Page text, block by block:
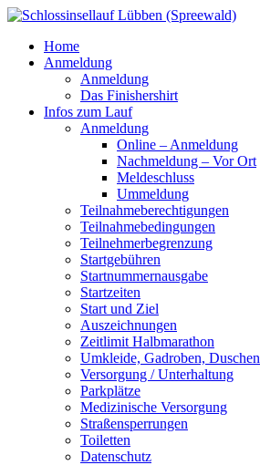
Home
Anmeldung
Anmeldung
Das Finishershirt
Infos zum Lauf
Anmeldung
Online – Anmeldung
Nachmeldung – Vor Ort
Meldeschluss
Ummeldung
Teilnahmeberechtigungen
Teilnahmebedingungen
Teilnehmerbegrenzung
Startgebühren
Startnummernausgabe
Startzeiten
Start und Ziel
Auszeichnungen
Zeitlimit Halbmarathon
Umkleide, Gadroben, Duschen
Versorgung / Unterhaltung
Parkplätze
Medizinische Versorgung
Straßensperrungen
Toiletten
Datenschutz